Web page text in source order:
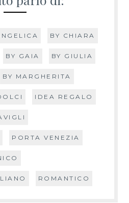
BY CHIARA
BY GAIA BY GIULIA
BY MARGHERITA
IDEA REGALO
PORTA VENEZIA
ROMANTICO